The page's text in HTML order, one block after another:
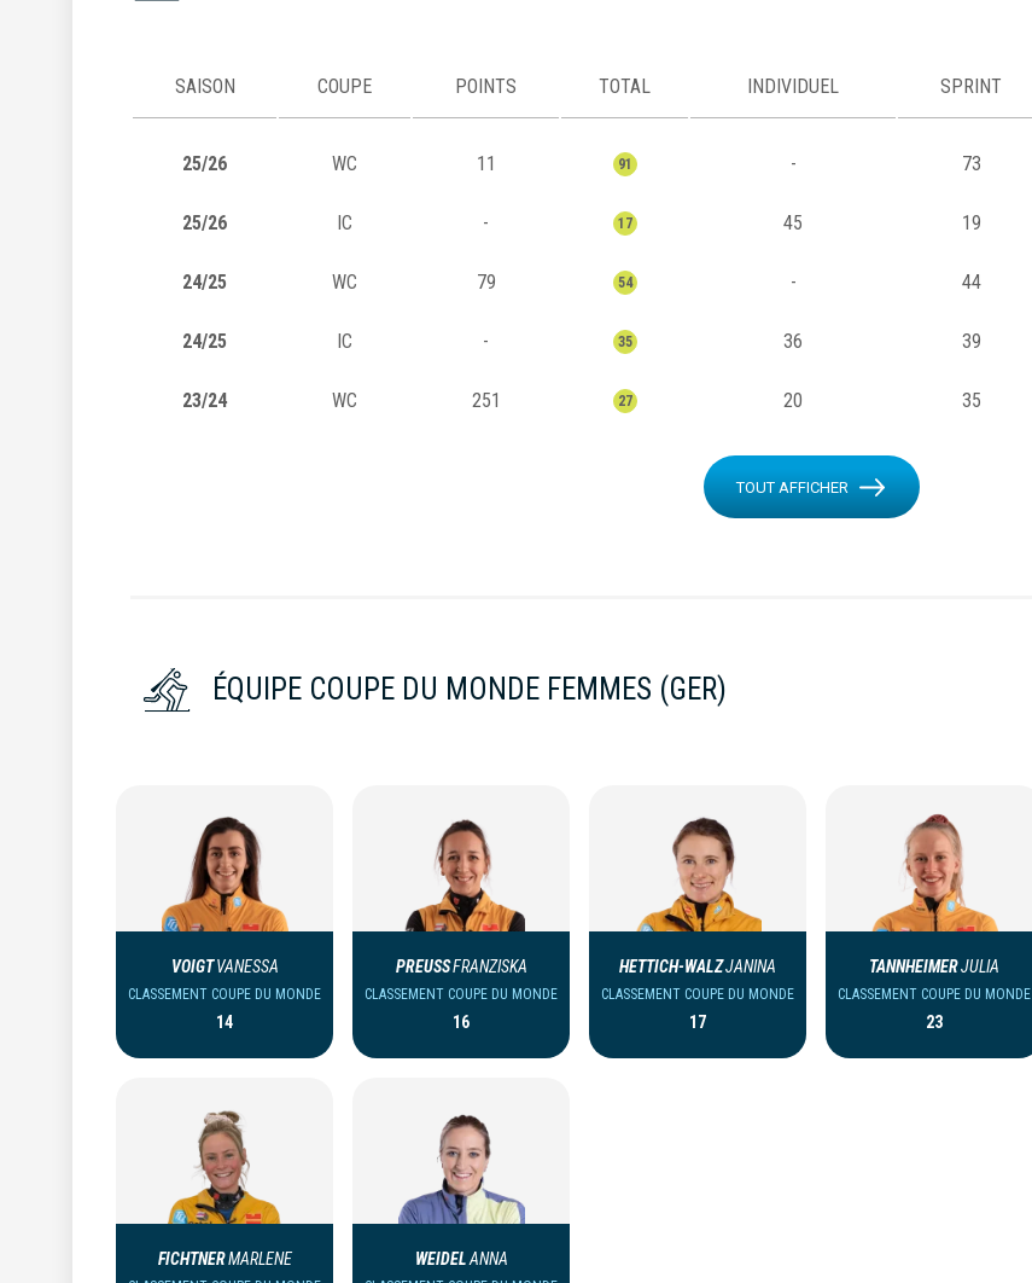
SAISON COUPE POINTS TOTAL INDIVIDUEL SPRINT
25/26 WC 11 91 - 73
25/26 IC - 17 45 19
24/25 WC 79 54 - 44
24/25 IC - 35 36 39
23/24 WC 251 27 20 35
TOUT AFFICHER
ÉQUIPE COUPE DU MONDE FEMMES (GER)
VOIGT VANESSA
CLASSEMENT COUPE DU MONDE
14
PREUSSFRANZISKA
CLASSEMENT COUPE DU MONDE
16
HETTICH-WALZJANINA
CLASSEMENT COUPE DU MONDE
17
TANNHEIMERJULIA
CLASSEMENT COUPE DU MONDE
23
FICHTNERMARLENE WEIDELANNA